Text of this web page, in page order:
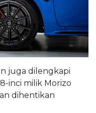
juga dilengkapi
inci milik Morizo
dihentikan